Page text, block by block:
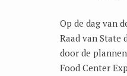
Op de dag van
Raad van State
door de
Food Center